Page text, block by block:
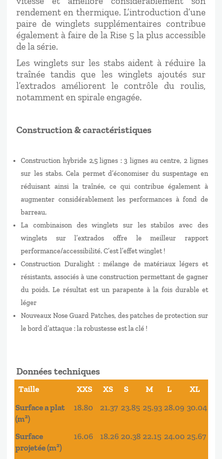
rendement en thermique. L’introduction d’une
paire de winglets supplémentaires contribue
également à faire de la Rise 5 la plus accessible
de la série.
Les winglets sur les stabs aident à réduire la
traînée tandis que les winglets ajoutés sur
l’extrados améliorent le contrôle du roulis,
notamment en spirale engagée.
Construction & caractéristiques
Construction hybride 2,5 lignes : 3 lignes au centre, 2 lignes
sur les stabs. Cela permet d’économiser du suspentage en
réduisant ainsi la traînée, ce qui contribue également à
augmenter considérablement les performances à fond de
barreau.
La combinaison des winglets sur les stabilos avec des
winglets sur l’extrados offre le meilleur rapport
performance/accessibilité. C’est l’effet winglet !
Construction Duralight : mélange de matériaux légers et
résistants, associés à une construction permettant de gagner
du poids. Le résultat est un parapente à la fois durable et
léger
Nouveaux Nose Guard Patches, des patches de protection sur
le bord d’attaque : la robustesse est la clé !
Données techniques
Taille XXS XS S M L
XL
Surface a plat
(m²)
18.80 21.37 23.85 25.93 28.09 30.04
Surface
projetée (m²)
16.06 18.26 20.38 22.15 24.00 25.67